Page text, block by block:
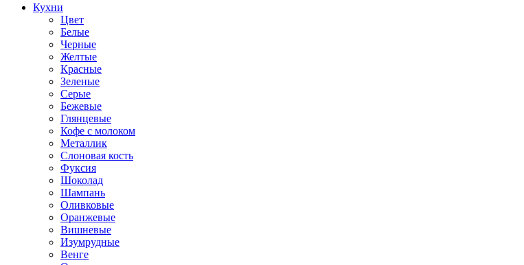
Кухни
Цвет
Белые
Черные
Желтые
Красные
Зеленые
Серые
Бежевые
Глянцевые
Кофе с молоком
Металлик
Слоновая кость
Фуксия
Шоколад
Шампань
Оливковые
Оранжевые
Вишневые
Изумрудные
Венге